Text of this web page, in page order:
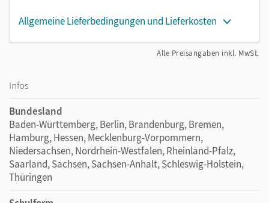
Allgemeine Lieferbedingungen und Lieferkosten
Alle Preisangaben inkl. MwSt.
Infos
Bundesland
Baden-Württemberg, Berlin, Brandenburg, Bremen,
Hamburg, Hessen, Mecklenburg-Vorpommern,
Niedersachsen, Nordrhein-Westfalen, Rheinland-Pfalz,
Saarland, Sachsen, Sachsen-Anhalt, Schleswig-Holstein,
Thüringen